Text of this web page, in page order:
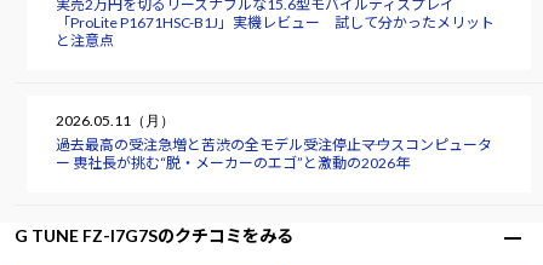
実売2万円を切るリーズナブルな15.6型モバイルディスプレイ
「ProLite P1671HSC-B1J」実機レビュー 試して分かったメリット
と注意点
2026.05.11（月）
過去最高の受注急増と苦渋の全モデル受注停止――マウスコンピュータ
ー 軣社長が挑む“脱・メーカーのエゴ”と激動の2026年
G TUNE FZ-I7G7Sのクチコミをみる